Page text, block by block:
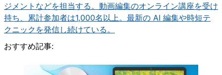
ジメントなどを担当する。動画編集のオンライン講座を受け
持ち、累計参加者は1,000名以上。最新の AI 編集や時短テ
クニックを発信し続けている。
おすすめ記事: